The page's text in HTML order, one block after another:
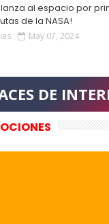
lanza al espacio por
de la NASA!
May 07, 2024